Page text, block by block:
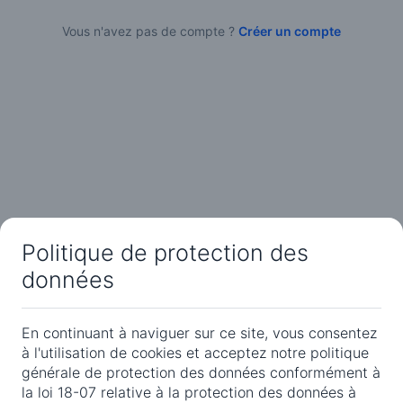
Vous n'avez pas de compte ? Créer un compte
Politique de protection des
données
En continuant à naviguer sur ce site, vous consentez
à l'utilisation de cookies et acceptez notre politique
générale de protection des données conformément à
la loi 18-07 relative à la protection des données à